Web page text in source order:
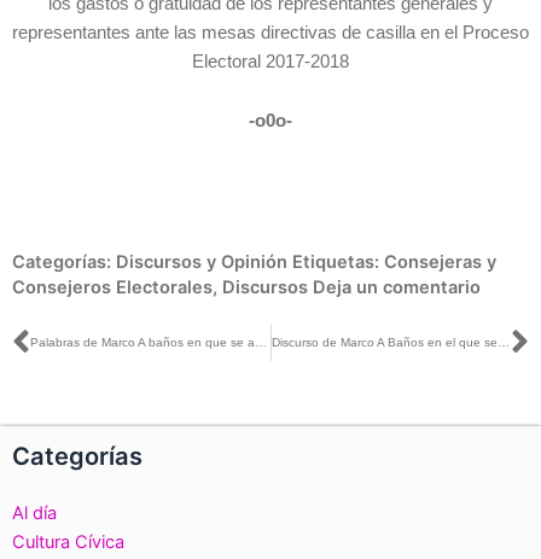
representantes ante las mesas directivas de casilla en el Proceso
Electoral 2017-2018
-o0o-
Categorías: Discursos y Opinión Etiquetas: Consejeras y
Consejeros Electorales, Discursos Deja un comentario
Ant Palabras de Marco A baños en que se aprueba modelo para la operación del Sistema para el Registro de representantes de Partidos Políticos y Candidaturas independientes Discurso de Marco A Baños en el que se modifica el formato de los Cuadernillos de Operaciones y el Reverso de las Boletas Electorales a utilizarse en la Jornada Electoral del 1 de julio
Categorías
Al día
Cultura Cívica